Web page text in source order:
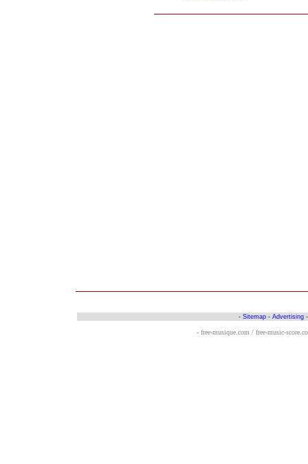
- Sitemap - Advertising
- free-musique.com / free-music-